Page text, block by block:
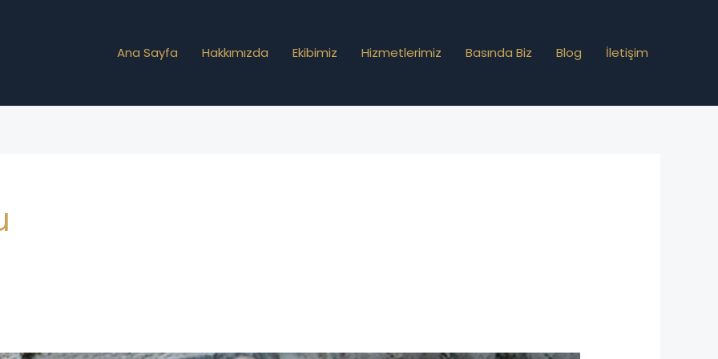
Ana Sayfa
Hakkımızda Ekibimiz Hizmetlerimiz Basında Biz Blog İletişim